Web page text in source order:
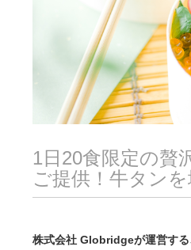
1日20食限定の贅
ご提供！牛タン
株式会社 Globridgeが運営する